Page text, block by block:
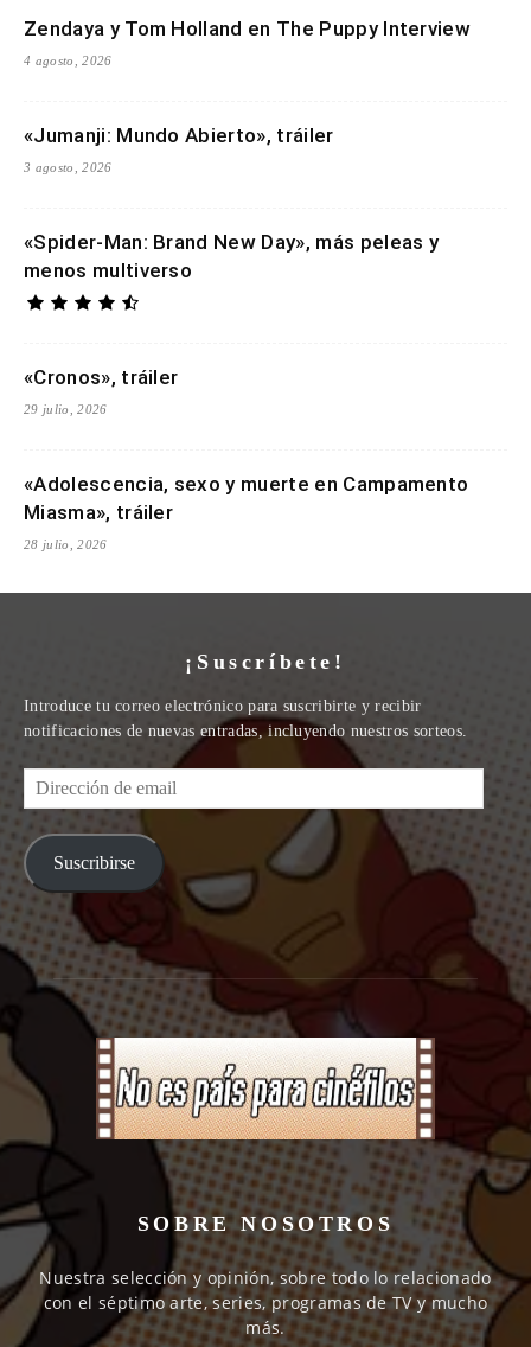
Zendaya y Tom Holland en The Puppy Interview
4 agosto, 2026
«Jumanji: Mundo Abierto», tráiler
3 agosto, 2026
«Spider-Man: Brand New Day», más peleas y
menos multiverso
«Cronos», tráiler
29 julio, 2026
«Adolescencia, sexo y muerte en Campamento
Miasma», tráiler
28 julio, 2026
¡Suscríbete!
Introduce tu correo electrónico para suscribirte y recibir
notificaciones de nuevas entradas, incluyendo nuestros sorteos.
Dirección
de
email
Suscribirse
SOBRE NOSOTROS
Nuestra selección y opinión, sobre todo lo relacionado
con el séptimo arte, series, programas de TV y mucho
más.